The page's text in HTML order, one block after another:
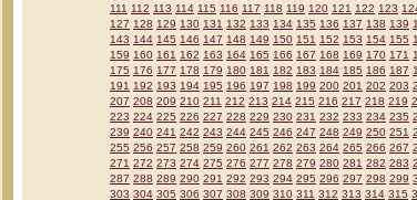
111 112 113 114 115 116 117 118 119 120 121 122 123
127 128 129 130 131 132 133 134 135 136 137 138 139
143 144 145 146 147 148 149 150 151 152 153 154 155
159 160 161 162 163 164 165 166 167 168 169 170 171
175 176 177 178 179 180 181 182 183 184 185 186 187
191 192 193 194 195 196 197 198 199 200 201 202 203
207 208 209 210 211 212 213 214 215 216 217 218 219
223 224 225 226 227 228 229 230 231 232 233 234 235
239 240 241 242 243 244 245 246 247 248 249 250 251
255 256 257 258 259 260 261 262 263 264 265 266 267
271 272 273 274 275 276 277 278 279 280 281 282 283
287 288 289 290 291 292 293 294 295 296 297 298 299
303 304 305 306 307 308 309 310 311 312 313 314 315